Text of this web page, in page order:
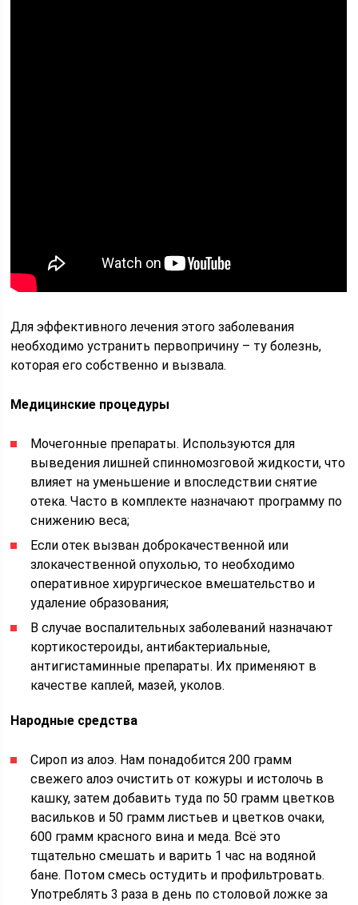
Для эффективного лечения этого заболевания
необходимо устранить первопричину – ту болезнь,
которая его собственно и вызвала.
Медицинские процедуры
Мочегонные препараты. Используются для
выведения лишней спинномозговой жидкости, что
влияет на уменьшение и впоследствии снятие
отека. Часто в комплекте назначают программу по
снижению веса;
Если отек вызван доброкачественной или
злокачественной опухолью, то необходимо
оперативное хирургическое вмешательство и
удаление образования;
В случае воспалительных заболеваний назначают
кортикостероиды, антибактериальные,
антигистаминные препараты. Их применяют в
качестве каплей, мазей, уколов.
Народные средства
Сироп из алоэ. Нам понадобится 200 грамм
свежего алоэ очистить от кожуры и истолочь в
кашку, затем добавить туда по 50 грамм цветков
васильков и 50 грамм листьев и цветков очаки,
600 грамм красного вина и меда. Всё это
тщательно смешать и варить 1 час на водяной
бане. Потом смесь остудить и профильтровать.
Употреблять 3 раза в день по столовой ложке за